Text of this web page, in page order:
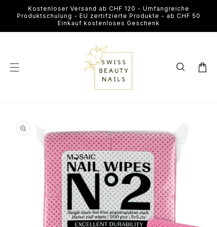
Inhalt
Kostenloser Versand ab CHF 120 - Umfangreiche
Produktschulung - EU zertifzierte Produkte - ab CHF 50
Einkauf kostenloses Geschenk
Medien